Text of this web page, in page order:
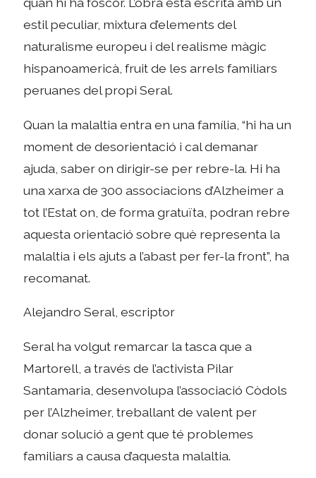
estil peculiar, mixtura d’elements del
naturalisme europeu i del realisme màgic
hispanoamericà, fruit de les arrels familiars
peruanes del propi Seral.
Quan la malaltia entra en una família, “hi ha un
moment de desorientació i cal demanar
ajuda, saber on dirigir-se per rebre-la. Hi ha
una xarxa de 300 associacions d’Alzheimer a
tot l’Estat on, de forma gratuïta, podran rebre
aquesta orientació sobre què representa la
malaltia i els ajuts a l’abast per fer-la front”, ha
recomanat.
Alejandro Seral, escriptor
Seral ha volgut remarcar la tasca que a
Martorell, a través de l’activista Pilar
Santamaria, desenvolupa l’associació Còdols
per l’Alzheimer, treballant de valent per
donar solució a gent que té problemes
familiars a causa d’aquesta malaltia.